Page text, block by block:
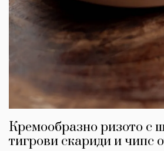
Кремообразно ризото с
тигрови скариди и чипс